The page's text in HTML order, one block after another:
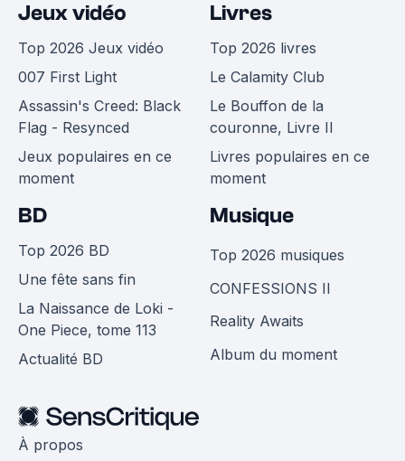
Jeux vidéo
Top 2026 Jeux vidéo
007 First Light
Assassin's Creed: Black
Flag - Resynced
Jeux populaires en ce
moment
Livres
Top 2026 livres
Le Calamity Club
Le Bouffon de la
couronne, Livre II
Livres populaires en ce
moment
BD
Top 2026 BD
Une fête sans fin
La Naissance de Loki -
One Piece, tome 113
Actualité BD
Musique
Top 2026 musiques
CONFESSIONS II
Reality Awaits
Album du moment
À propos